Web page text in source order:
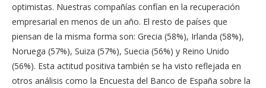
optimistas. Nuestras compañías confían en la recuperación
empresarial en menos de un año. El resto de países que
piensan de la misma forma son: Grecia (58%), Irlanda (58%),
Noruega (57%), Suiza (57%), Suecia (56%) y Reino Unido
(56%). Esta actitud positiva también se ha visto reflejada en
otros análisis como la Encuesta del Banco de España sobre la